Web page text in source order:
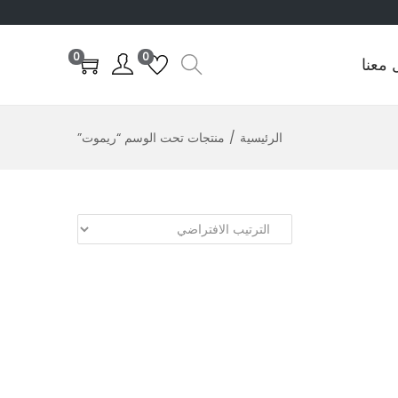
معنا 0
0
الرئيسية / منتجات تحت الوسم “ريموت”